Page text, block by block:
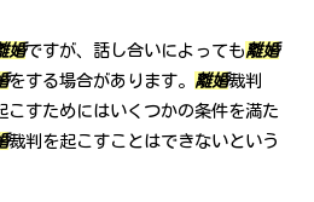
婚ですが、話し合いによっても離婚
をする場合があります。 離婚裁判
こすためにはいくつかの条件を満た
裁判を起こすことはできないという